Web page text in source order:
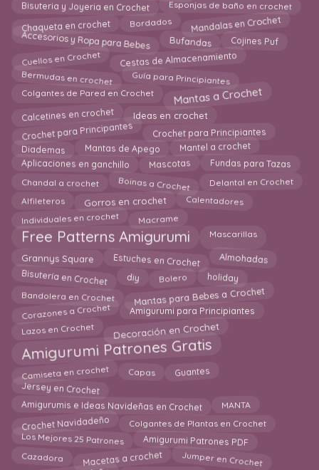
Bisuteria y Joyeria en Crochet Esponjas de baño en crochet
Chaqueta en crochet Bordados Mandalas en Crochet
Accesorios y Ropa para Bebes Bufandas Cojines Puf
Cuellos en Crochet Cestas de Almacenamiento
Bermudas en crochet Guía para Principiantes
Colgantes de Pared en Crochet Mantas a Crochet
Calcetines en crochet Ideas en crochet
Crochet para Principantes Crochet para Principiantes
Diademas Mantas de Apego Mantel a crochet
Aplicaciones en ganchillo Mascotas Fundas para Tazas
Chandal a crochet Boinas a Crochet Delantal en Crochet
Alfileteros Gorros en crochet Calentadores
Individuales en crochet Macrame
Free Patterns Amigurumi Mascarillas
Grannys Square Estuches en Crochet Almohadas
Bisutería en Crochet diy Bolero holiday
Bandolera en Crochet Mantas para Bebes a Crochet
Corazones a Crochet Amigurumi para Principiantes
Lazos en Crochet Decoración en Crochet
Amigurumi Patrones Gratis
Camiseta en crochet Capas Guantes
Jersey en Crochet
Amigurumis e Ideas Navideñas en Crochet MANTA
Crochet Navidadeño Colgantes de Plantas en Crochet
Los Mejores 25 Patrones Amigurumi Patrones PDF
Cazadora Macetas a crochet Jumper en Crochet